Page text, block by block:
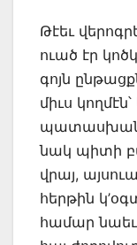
Թէեւ
ուած էր
գոյն
միւս
նակ պիտի
վրայ,
հերթին
համար